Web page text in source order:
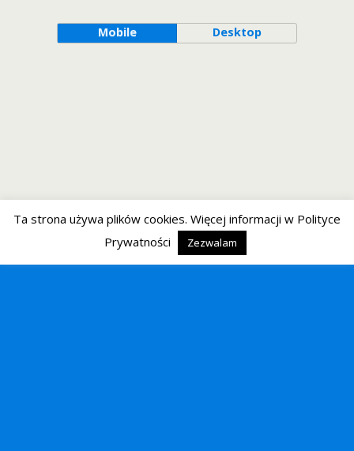
Mobile Desktop
Ta strona używa plików cookies. Więcej informacji w Polityce
Prywatności
Zezwalam